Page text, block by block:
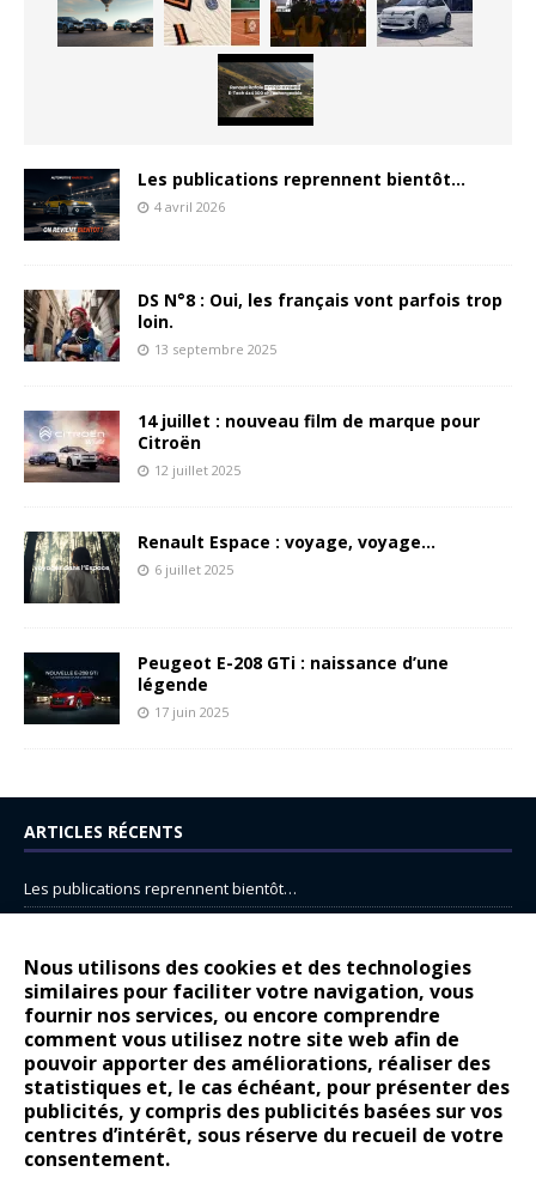
Nous utilisons des cookies et des technologies
similaires pour faciliter votre navigation, vous
fournir nos services, ou encore comprendre
comment vous utilisez notre site web afin de
pouvoir apporter des améliorations, réaliser des
statistiques et, le cas échéant, pour présenter des
publicités, y compris des publicités basées sur vos
centres d’intérêt, sous réserve du recueil de votre
consentement.
Les publications reprennent bientôt…
4 avril 2026
DS N°8 : Oui, les français vont parfois trop
loin.
13 septembre 2025
14 juillet : nouveau film de marque pour
Citroën
12 juillet 2025
Renault Espace : voyage, voyage…
6 juillet 2025
Peugeot E-208 GTi : naissance d’une
légende
17 juin 2025
ARTICLES RÉCENTS
Les publications reprennent bientôt…
14 juillet : nouveau film de marque pour Citroën
Renault Espace : voyage, voyage…
Peugeot E-208 GTi : naissance d’une légende
COMMENTAIRES RÉCENTS
Bernard DardartdansDacia Sandero : pour les gens vrais